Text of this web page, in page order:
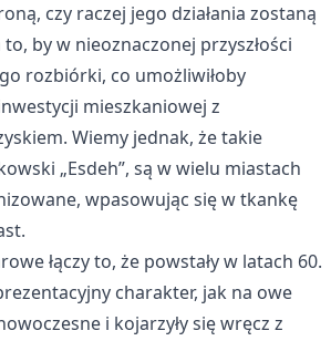
czy raczej jego działania zostaną
by w nieoznaczonej przyszłości
rozbiórki, co umożliwiłoby
mieszkaniowej z
Wiemy jednak, że takie
„Esdeh”, są w wielu miastach
wpasowując się w tkankę
łączy to, że powstały w latach 60.
charakter, jak na owe
i kojarzyły się wręcz z